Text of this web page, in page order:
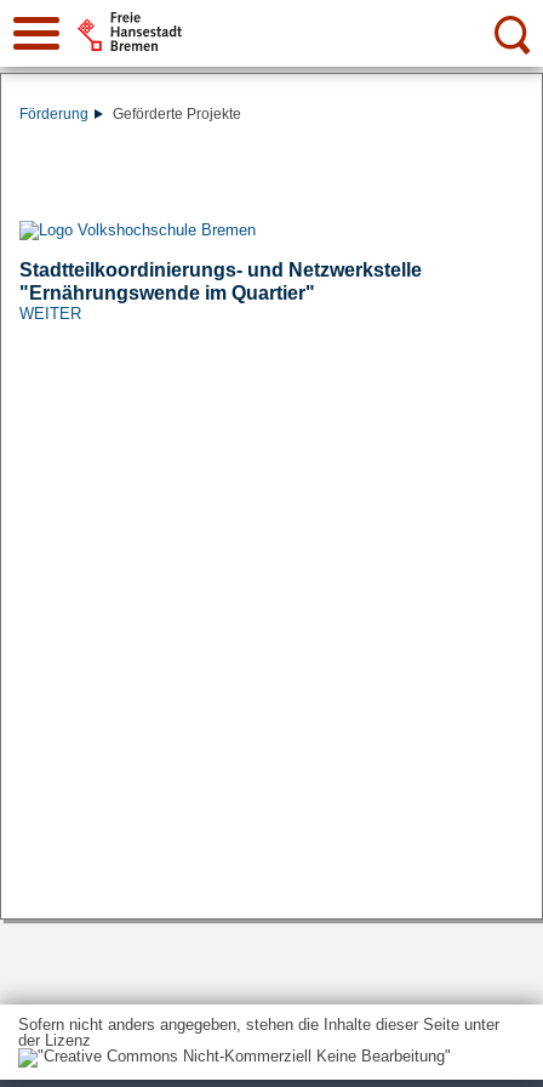
Suche:
Förderung Geförderte Projekte
Stadtteilkoordinierungs- und Netzwerkstelle
"Ernährungswende im Quartier"
WEITER
Sofern nicht anders angegeben, stehen die Inhalte dieser Seite unter
der Lizenz